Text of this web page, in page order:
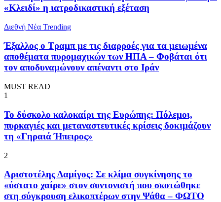
«Κλειδί» η ιατροδικαστική εξέταση
Διεθνή Νέα Trending
Έξαλλος ο Τραμπ με τις διαρροές για τα μειωμένα
αποθέματα πυρομαχικών των ΗΠΑ – Φοβάται ότι
τον αποδυναμώνουν απέναντι στο Ιράν
MUST READ
1
To δύσκολο καλοκαίρι της Ευρώπης: Πόλεμοι,
πυρκαγιές και μεταναστευτικές κρίσεις δοκιμάζουν
τη «Γηραιά Ήπειρος»
2
Αριστοτέλης Δαμίγος: Σε κλίμα συγκίνησης το
«ύστατο χαίρε» στον συντονιστή που σκοτώθηκε
στη σύγκρουση ελικοπτέρων στην Ψάθα – ΦΩΤΟ